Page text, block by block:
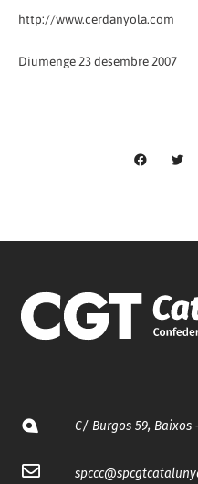
http://www.cerdanyola.com
Diumenge 23 desembre 2007
C/ Burgos 59, Baixos
spccc@